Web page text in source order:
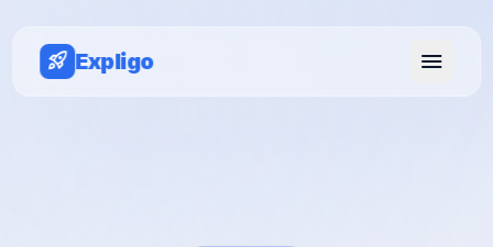
rocket_launch Expligo menu